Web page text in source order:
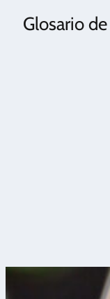
Glosario